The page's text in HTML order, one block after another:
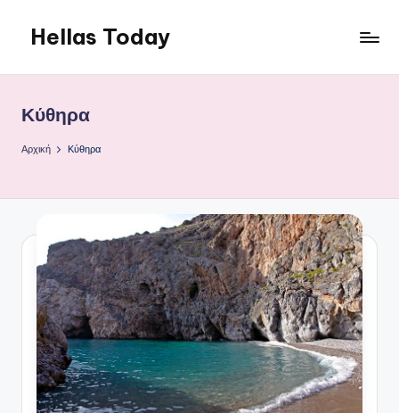
Μετάβαση
περιεχόμενο
Hellas Today
Κύθηρα
Αρχική Κύθηρα